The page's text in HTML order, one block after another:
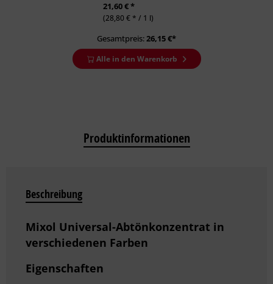
21,60 € *
(28,80 € * / 1 l)
Gesamtpreis:26,15€*
Alle in den Warenkorb
Produktinformationen
Beschreibung
Mixol Universal-Abtönkonzentrat in
verschiedenen Farben
Eigenschaften